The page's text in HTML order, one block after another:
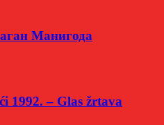
Манигода
1992. – Glas žrtava